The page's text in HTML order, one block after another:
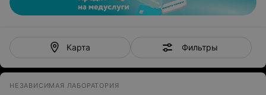
Карта Фильтры
НЕЗАВИСИМАЯ ЛАБОРАТОРИЯ